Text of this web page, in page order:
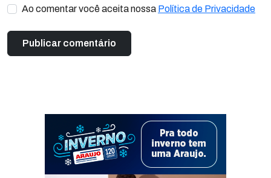
Ao comentar você aceita nossa Política de Privacidade